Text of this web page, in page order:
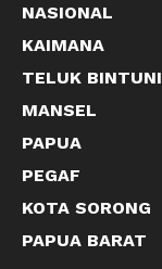
NASIONAL
KAIMANA
TELUK BINTUNI
MANSEL
PAPUA
PEGAF
KOTA SORONG
PAPUA BARAT